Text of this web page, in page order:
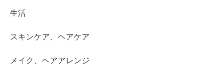
生活
スキンケア、ヘアケア
メイク、ヘアアレンジ